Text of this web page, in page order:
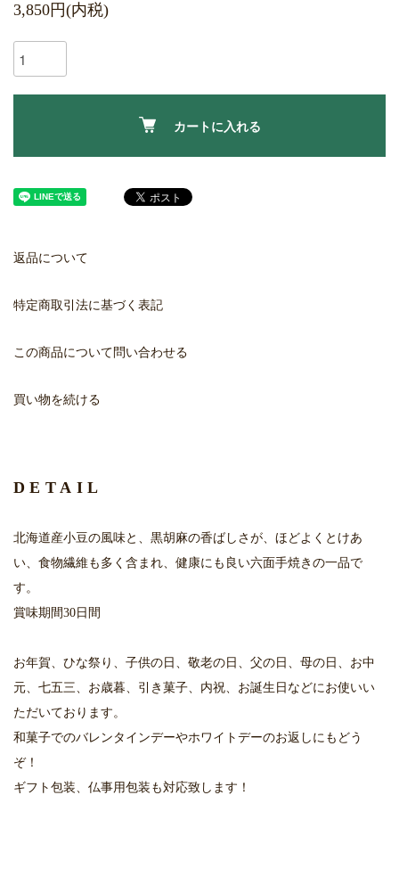
3,850円(内税)
カートに入れる
返品について
特定商取引法に基づく表記
この商品について問い合わせる
買い物を続ける
DETAIL
北海道産小豆の風味と、黒胡麻の香ばしさが、ほどよくとけあ
い、食物繊維も多く含まれ、健康にも良い六面手焼きの一品で
す。
賞味期間30日間
お年賀、ひな祭り、子供の日、敬老の日、父の日、母の日、お中
元、七五三、お歳暮、引き菓子、内祝、お誕生日などにお使いい
ただいております。
和菓子でのバレンタインデーやホワイトデーのお返しにもどう
ぞ！
ギフト包装、仏事用包装も対応致します！